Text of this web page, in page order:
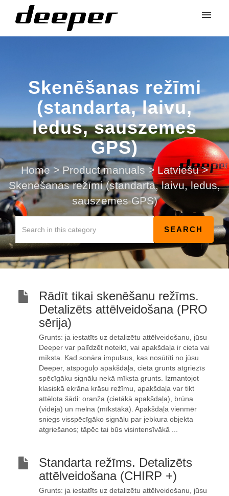
Skenēšanas režīmi
(standarta, laivu,
ledus, sauszemes
GPS)
Home > Product manuals > Latviešu >
Skenēšanas režīmi (standarta, laivu, ledus,
sauszemes GPS)
Rādīt tikai skenēšanu režīms.
Detalizēts attēlveidošana (PRO
sērija)
Grunts: ja iestatīts uz detalizētu attēlveidošanu, jūsu
Deeper var palīdzēt noteikt, vai apakšdaļa ir cieta vai
mīksta. Kad sonāra impulsus, kas nosūtīti no jūsu
Deeper, atspoguļo apakšdaļa, cieta grunts atgriezīs
spēcīgāku signālu nekā mīksta grunts. Izmantojot
klasiskā ekrāna krāsu režīmu, apakšdaļa var tikt
attēlota šādi: oranža (cietākā apakšdaļa), brūna
(vidēja) un melna (mīkstākā). Apakšdaļa vienmēr
sniegs visspēcīgāko signālu par jebkura objekta
atgriešanos; tāpēc tai būs visintensīvākā ...
Standarta režīms. Detalizēts
attēlveidošana (CHIRP +)
Grunts: ja iestatīts uz detalizētu attēlveidošanu, jūsu